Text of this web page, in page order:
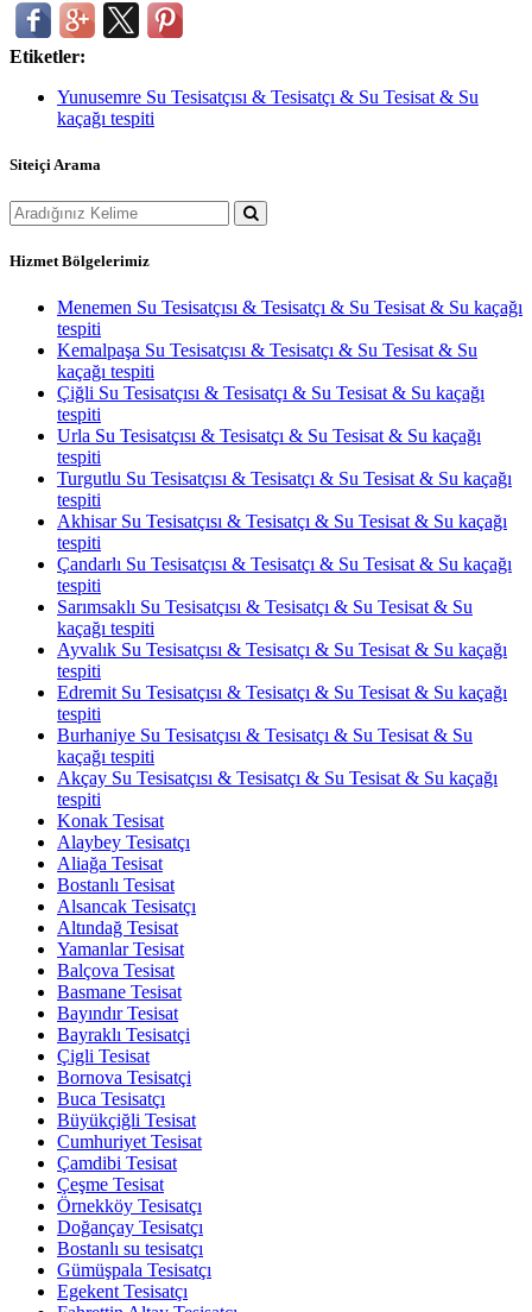
Etiketler:
Yunusemre Su Tesisatçısı & Tesisatçı & Su Tesisat & Su
kaçağı tespiti
Siteiçi Arama
Hizmet Bölgelerimiz
Menemen Su Tesisatçısı & Tesisatçı & Su Tesisat & Su kaçağı
tespiti
Kemalpaşa Su Tesisatçısı & Tesisatçı & Su Tesisat & Su
kaçağı tespiti
Çiğli Su Tesisatçısı & Tesisatçı & Su Tesisat & Su kaçağı
tespiti
Urla Su Tesisatçısı & Tesisatçı & Su Tesisat & Su kaçağı
tespiti
Turgutlu Su Tesisatçısı & Tesisatçı & Su Tesisat & Su kaçağı
tespiti
Akhisar Su Tesisatçısı & Tesisatçı & Su Tesisat & Su kaçağı
tespiti
Çandarlı Su Tesisatçısı & Tesisatçı & Su Tesisat & Su kaçağı
tespiti
Sarımsaklı Su Tesisatçısı & Tesisatçı & Su Tesisat & Su
kaçağı tespiti
Ayvalık Su Tesisatçısı & Tesisatçı & Su Tesisat & Su kaçağı
tespiti
Edremit Su Tesisatçısı & Tesisatçı & Su Tesisat & Su kaçağı
tespiti
Burhaniye Su Tesisatçısı & Tesisatçı & Su Tesisat & Su
kaçağı tespiti
Akçay Su Tesisatçısı & Tesisatçı & Su Tesisat & Su kaçağı
tespiti
Konak Tesisat
Alaybey Tesisatçı
Aliağa Tesisat
Bostanlı Tesisat
Alsancak Tesisatçı
Altındağ Tesisat
Yamanlar Tesisat
Balçova Tesisat
Basmane Tesisat
Bayındır Tesisat
Bayraklı Tesisatçi
Çigli Tesisat
Bornova Tesisatçi
Buca Tesisatçı
Büyükçiğli Tesisat
Cumhuriyet Tesisat
Çamdibi Tesisat
Çeşme Tesisat
Örnekköy Tesisatçı
Doğançay Tesisatçı
Bostanlı su tesisatçı
Gümüşpala Tesisatçı
Egekent Tesisatçı